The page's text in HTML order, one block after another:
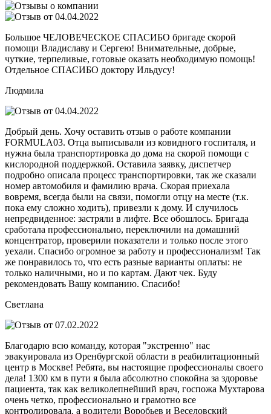
Большое ЧЕЛОВЕЧЕСКОЕ СПАСИБО бригаде скорой
помощи Владиславу и Сергею! Внимательные, добрые,
чуткие, терпеливые, готовые оказать необходимую помощь!
Отдельное СПАСИБО доктору Ильдусу!
Людмила
Добрый день. Хочу оставить отзыв о работе компании
FORMULA03. Отца выписывали из ковидного госпиталя, и
нужна была транспортировка до дома на скорой помощи с
кислородной поддержкой. Оставила заявку, диспетчер
подробно описала процесс транспортировки, так же сказали
номер автомобиля и фамилию врача. Скорая приехала
вовремя, всегда были на связи, помогли отцу на месте (т.к.
пока ему сложно ходить), привезли к дому. И случилось
непредвиденное: застряли в лифте. Все обошлось. Бригада
сработала профессионально, переключили на домашний
концентратор, проверили показатели и только после этого
уехали. Спасибо огромное за работу и профессионализм! Так
же понравилось то, что есть разные варианты оплаты: не
только наличными, но и по картам. Дают чек. Буду
рекомендовать Вашу компанию. Спасибо!
Светлана
Благодарю всю команду, которая "экстренно" нас
эвакуировала из Оренбургской области в реабилитационный
центр в Москве! Ребята, вы настоящие профессионалы своего
дела! 1300 км в пути я была абсолютно спокойна за здоровье
пациента, так как великолепнейший врач, госпожа Мухтарова
очень четко, профессионально и грамотно все
контролировала, а водители Воробьев и Веселовский